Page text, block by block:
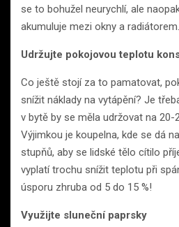
se to bohužel neurychlí, ale
akumuluje mezi okny a radiátorem.
Udržujte pokojovou teplotu
Co ještě stojí za to pamatovat,
snížit náklady na vytápění? Je
v bytě by se měla udržovat na 20-
Výjimkou je koupelna, kde se dá
stupňů, aby se lidské tělo cítilo
vyplatí trochu snížit teplotu při
úsporu zhruba od 5 do 15 %!
Využijte sluneční paprsky